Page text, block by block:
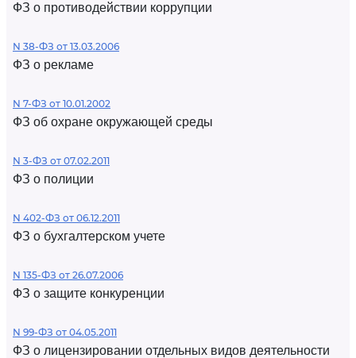
ФЗ о противодействии коррупции
N 38-ФЗ от 13.03.2006
ФЗ о рекламе
N 7-ФЗ от 10.01.2002
ФЗ об охране окружающей среды
N 3-ФЗ от 07.02.2011
ФЗ о полиции
N 402-ФЗ от 06.12.2011
ФЗ о бухгалтерском учете
N 135-ФЗ от 26.07.2006
ФЗ о защите конкуренции
N 99-ФЗ от 04.05.2011
ФЗ о лицензировании отдельных видов деятельности